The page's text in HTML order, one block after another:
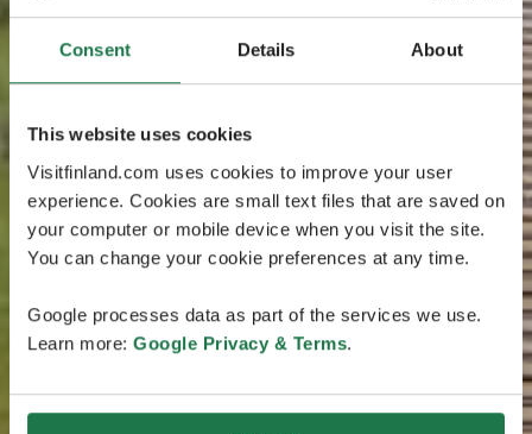
Consent Details About
This website uses cookies
Visitfinland.com uses cookies to improve your user
experience. Cookies are small text files that are saved on
your computer or mobile device when you visit the site.
You can change your cookie preferences at any time.
Google processes data as part of the services we use.
Learn more: Google Privacy & Terms.